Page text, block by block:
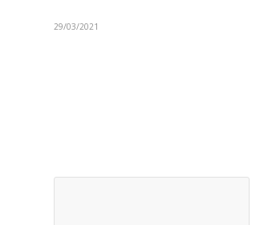
29/03/2021